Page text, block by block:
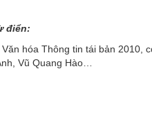
điển:
hóa Thông tin tái bản 2010,
Vũ Quang Hào…